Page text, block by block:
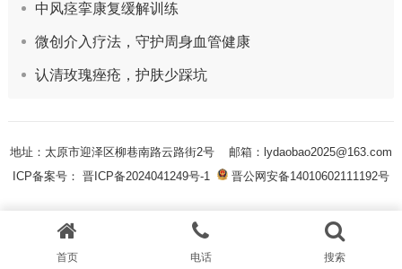
中风痉挛康复缓解训练
微创介入疗法，守护周身血管健康
认清玫瑰痤疮，护肤少踩坑
地址：太原市迎泽区柳巷南路云路街2号 邮箱：lydaobao2025@163.com
ICP备案号： 晋ICP备2024041249号-1
晋公网安备14010602111192号
首页 电话 搜索